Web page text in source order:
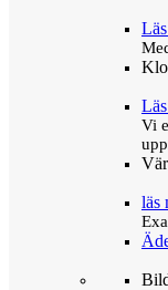
Vi
läs